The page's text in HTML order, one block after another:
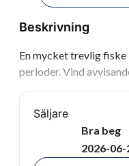
Beskrivning
En mycket trevlig
perioder. Vind
Säljare
Bra beg
2026-06-